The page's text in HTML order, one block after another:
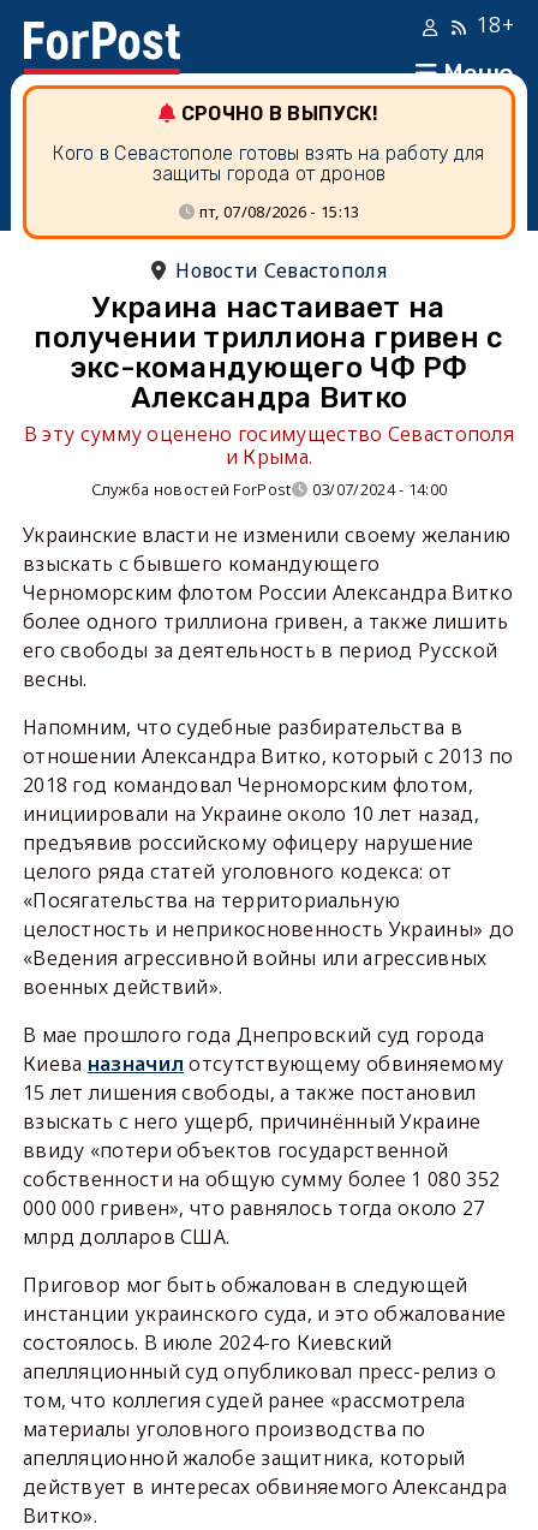
Меню
18+
СРОЧНО В ВЫПУСК!
Кого в Севастополе готовы взять на работу для
защиты города от дронов
пт, 07/08/2026 - 15:13
Новости Севастополя
Украина настаивает на
получении триллиона гривен с
экс-командующего ЧФ РФ
Александра Витко
В эту сумму оценено госимущество Севастополя
и Крыма.
Служба новостей ForPost 03/07/2024 - 14:00
Украинские власти не изменили своему желанию
взыскать с бывшего командующего
Черноморским флотом России Александра Витко
более одного триллиона гривен, а также лишить
его свободы за деятельность в период Русской
весны.
Напомним, что судебные разбирательства в
отношении Александра Витко, который с 2013 по
2018 год командовал Черноморским флотом,
инициировали на Украине около 10 лет назад,
предъявив российскому офицеру нарушение
целого ряда статей уголовного кодекса: от
«Посягательства на территориальную
целостность и неприкосновенность Украины» до
«Ведения агрессивной войны или агрессивных
военных действий».
В мае прошлого года Днепровский суд города
Киева назначил отсутствующему обвиняемому
15 лет лишения свободы, а также постановил
взыскать с него ущерб, причинённый Украине
ввиду «потери объектов государственной
собственности на общую сумму более 1 080 352
000 000 гривен», что равнялось тогда около 27
млрд долларов США.
Приговор мог быть обжалован в следующей
инстанции украинского суда, и это обжалование
состоялось. В июле 2024-го Киевский
апелляционный суд опубликовал пресс-релиз о
том, что коллегия судей ранее «рассмотрела
материалы уголовного производства по
апелляционной жалобе защитника, который
действует в интересах обвиняемого Александра
Витко».